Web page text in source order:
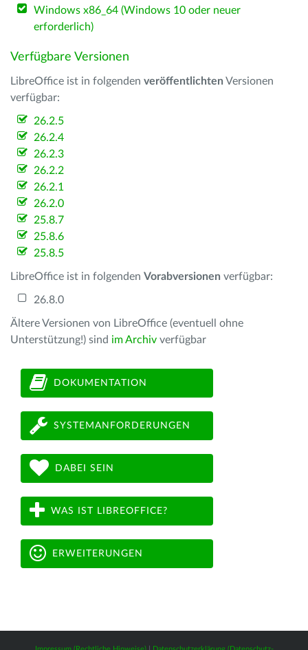
Windows x86_64 (Windows 10 oder neuer
erforderlich)
Verfügbare Versionen
LibreOffice ist in folgenden veröffentlichten Versionen
verfügbar:
26.2.5
26.2.4
26.2.3
26.2.2
26.2.1
26.2.0
25.8.7
25.8.6
25.8.5
LibreOffice ist in folgenden Vorabversionen verfügbar:
26.8.0
Ältere Versionen von LibreOffice (eventuell ohne
Unterstützung!) sind im Archiv verfügbar
DOKUMENTATION
SYSTEMANFORDERUNGEN
DABEI SEIN
WAS IST LIBREOFFICE?
ERWEITERUNGEN